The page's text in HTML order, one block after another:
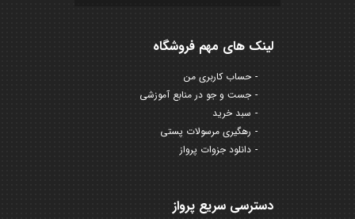
لینک های مهم فروشگاه
حساب کاربری من
جست و جو در منابع آموزشی
سبد خرید
رهگیری مرسولات پستی
دانلود جزوات پرواز
دسترسی سریع پرواز